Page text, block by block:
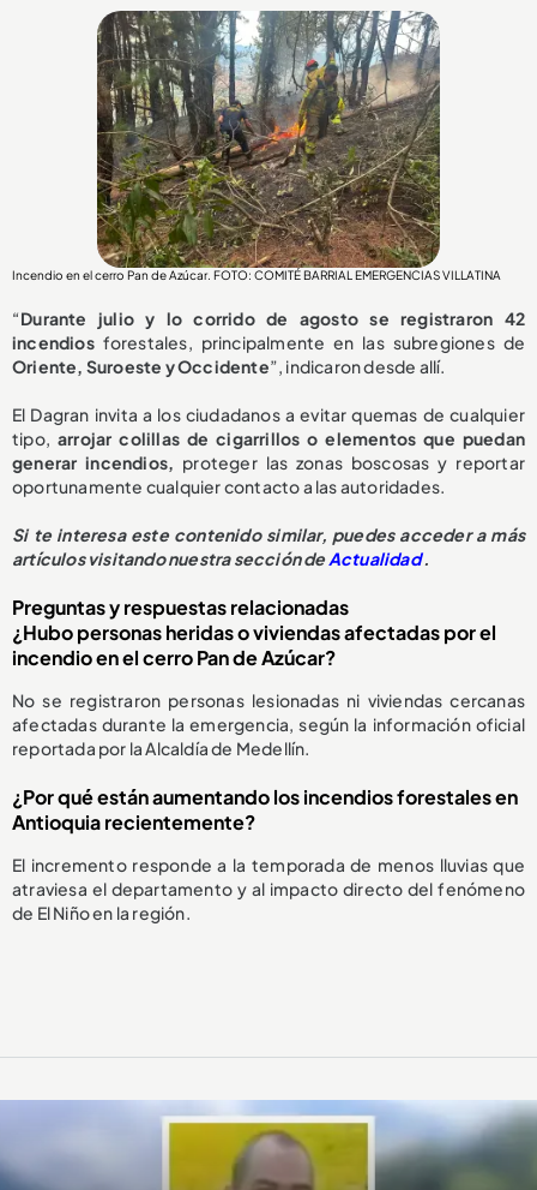
Incendio en el cerro Pan de Azúcar. FOTO: COMITÉ BARRIAL EMERGENCIAS VILLATINA
“Durante julio y lo corrido de agosto se registraron 42
incendiosforestales, principalmente en las subregiones de
Oriente, Suroeste y Occidente”, indicaron desde allí.
El Dagran invita a los ciudadanos a evitar quemas de cualquier
tipo, arrojar colillas de cigarrillos o elementos que puedan
generar incendios,
proteger las zonas boscosas y reportar
oportunamente cualquier contacto a las autoridades.
Si te interesa este contenido similar, puedes acceder a más
artículos visitando nuestra sección deActualidad.
Preguntas y respuestas relacionadas
¿Hubo personas heridas o viviendas afectadas por el
incendio en el cerro Pan de Azúcar?
No se registraron personas lesionadas ni viviendas cercanas
afectadas durante la emergencia, según la información oficial
reportada por la Alcaldía de Medellín.
¿Por qué están aumentando los incendios forestales en
Antioquia recientemente?
El incremento responde a la temporada de menos lluvias que
atraviesa el departamento y al impacto directo del fenómeno
de El Niño en la región.